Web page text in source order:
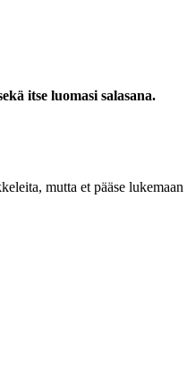
itse luomasi salasana.
mutta et pääse